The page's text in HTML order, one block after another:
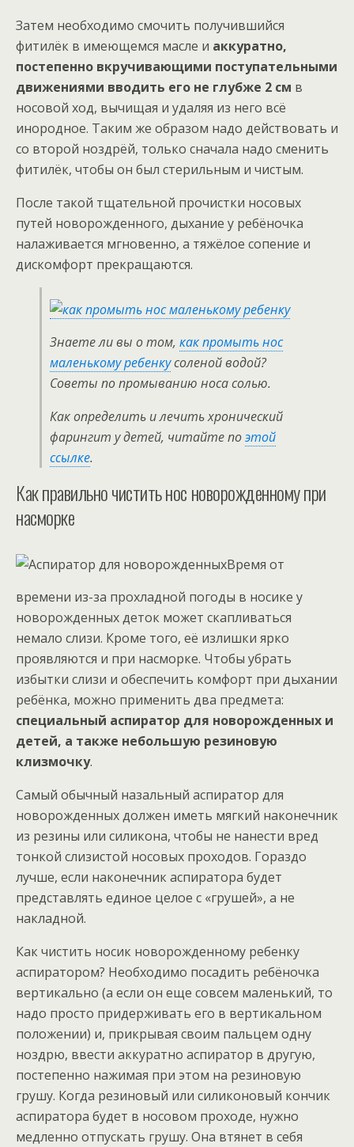
Затем необходимо смочить получившийся
фитилёк в имеющемся масле и аккуратно,
постепенно вкручивающими поступательными
движениями вводить его не глубже 2 см в
носовой ход, вычищая и удаляя из него всё
инородное. Таким же образом надо действовать и
со второй ноздрёй, только сначала надо сменить
фитилёк, чтобы он был стерильным и чистым.
После такой тщательной прочистки носовых
путей новорожденного, дыхание у ребёночка
налаживается мгновенно, а тяжёлое сопение и
дискомфорт прекращаются.
Знаете ли вы о том, как промыть нос
маленькому ребенкусоленой водой?
Советы по промыванию носа солью.
Как определить и лечить хронический
фарингит у детей, читайте поэтой
ссылке.
Как правильно чистить нос новорожденному при
насморке
Время от
времени из-за прохладной погоды в носике у
новорожденных деток может скапливаться
немало слизи. Кроме того, её излишки ярко
проявляются и при насморке. Чтобы убрать
избытки слизи и обеспечить комфорт при дыхании
ребёнка, можно применить два предмета:
специальный аспиратор для новорожденных и
детей, а также небольшую резиновую
клизмочку.
Самый обычный назальный аспиратор для
новорожденных должен иметь мягкий наконечник
из резины или силикона, чтобы не нанести вред
тонкой слизистой носовых проходов. Гораздо
лучше, если наконечник аспиратора будет
представлять единое целое с «грушей», а не
накладной.
Как чистить носик новорожденному ребенку
аспиратором? Необходимо посадить ребёночка
вертикально (а если он еще совсем маленький, то
надо просто придерживать его в вертикальном
положении) и, прикрывая своим пальцем одну
ноздрю, ввести аккуратно аспиратор в другую,
постепенно нажимая при этом на резиновую
грушу. Когда резиновый или силиконовый кончик
аспиратора будет в носовом проходе, нужно
медленно отпускать грушу. Она втянет в себя